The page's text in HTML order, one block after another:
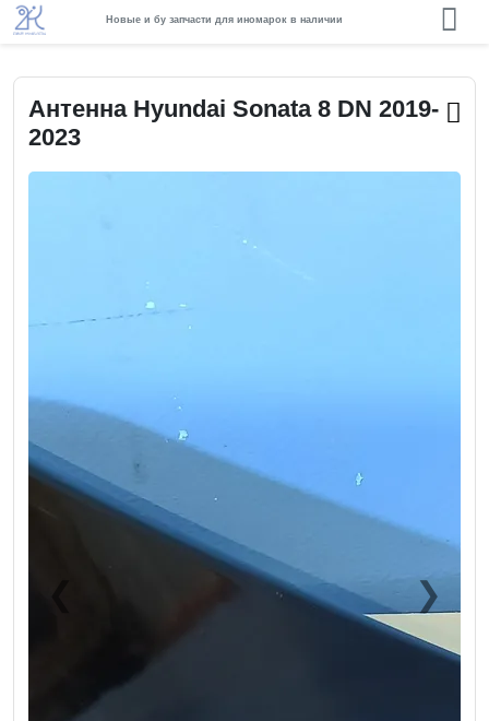
Новые и бу запчасти для иномарок в наличии
Антенна Hyundai Sonata 8 DN 2019-
2023
❯Next